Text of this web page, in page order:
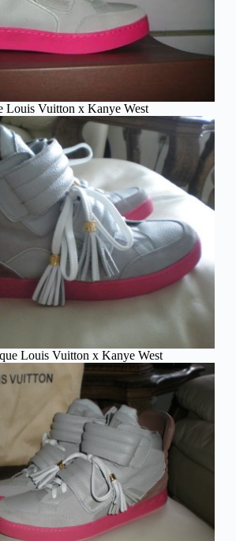
Louis Vuitton x Kanye West
Louis Vuitton x Kanye West